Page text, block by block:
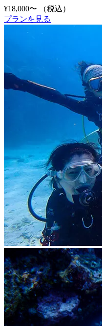
¥18,000〜
（税込）
プランを見る